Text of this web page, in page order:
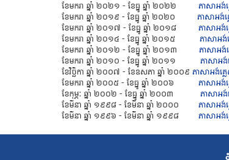
​ខែ​ម​ក​រា ​ឆ្នាំ ២០២១ - ​ខែ​ធ្នូ ​ឆ្នាំ ២០២២ ភា​សា​អង់
​ខែ​ម​ក​រា ​ឆ្នាំ ២០១៩ - ​ខែ​ធ្នូ ​ឆ្នាំ ២០២០ ភា​សា​អង់គ្
​ខែ​ម​ក​រា ​ឆ្នាំ ២០១៧ - ​ខែ​ធ្នូ ​ឆ្នាំ ២០១៨ ភា​សា​អង់
​ខែ​ម​ក​រា ​ឆ្នាំ ២០១៤ - ​ខែ​ធ្នូ ​ឆ្នាំ ២០១៥ ភា​សា​អង់
​ខែ​ម​ក​រា ​ឆ្នាំ ២០១២ - ​ខែ​ធ្នូ ​ឆ្នាំ ២០១៣ ភា​សា​អង់
​ខែ​ម​ក​រា ​ឆ្នាំ ២០១០ - ​ខែ​ធ្នូ ​ឆ្នាំ ២០១១ ភា​សា​អង់
​ខែ​វិច្ឆិ​កា ​ឆ្នាំ ២០០៧ - ​ខែ​ឧ​សភា ​ឆ្នាំ ២០០៩ ភា​សា​អង់គ្ល
​ខែ​ម​ក​រា ​ឆ្នាំ ២០០៥ - ​ខែ​ធ្នូ ​ឆ្នាំ ២០០៦ ​ ភា​សា​អង់
​ខែ​កុម្ភៈ ​ឆ្នាំ ២០០២ - ​ខែ​ធ្នូ ​ឆ្នាំ ២០០៣ ភា​សា​អង់
​ខែ​មី​នា ​ឆ្នាំ ១៩៩៨ - ​ខែ​មី​នា ​ឆ្នាំ ២០០០ ភា​សា​អង់
​ខែ​មី​នា ​ឆ្នាំ ១៩៩៦ - ​ខែ​មី​នា ​ឆ្នាំ ១៩៩៨ ភា​សា​អង់